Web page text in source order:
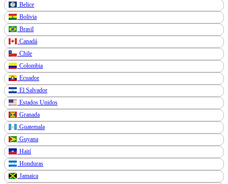
Belice
Bolivia
Brasil
Canadá
Chile
Colombia
Ecuador
El Salvador
Estados Unidos
Granada
Guatemala
Guyana
Haití
Honduras
Jamaica